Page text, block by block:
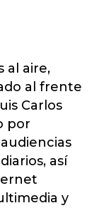
al aire,
al frente
Carlos
por
así
y